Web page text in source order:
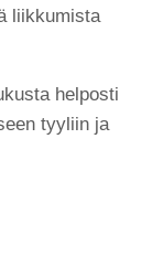
liikkumista
helposti
tyyliin ja